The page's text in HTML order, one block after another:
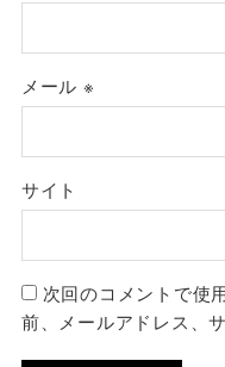
メール ※
サイト
次回のコメントで使
前、メールアドレス、